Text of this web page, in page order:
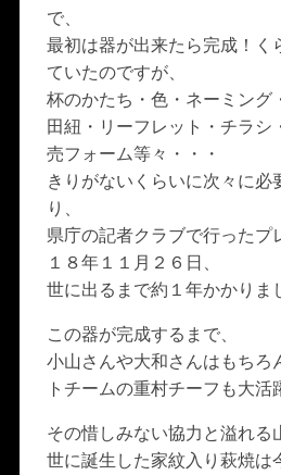
で、
最初は器が出来たら完成！く
ていたのですが、
杯のかたち・色・ネーミング
田紐・リーフレット・チラシ
売フォーム等々・・・
きりがないくらいに次々に必
り、
県庁の記者クラブで行ったプ
１８年１１月２６日、
世に出るまで約１年かかりま
この器が完成するまで、
小山さんや大和さんはもちろ
トチームの重村チーフも大活
その惜しみない協力と溢れる
世に誕生した家紋入り萩焼は